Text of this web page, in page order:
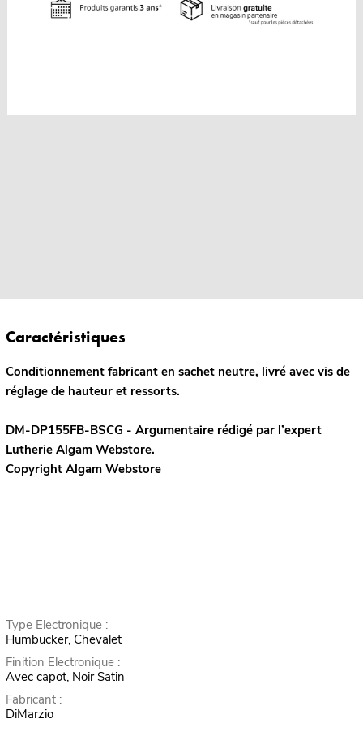
Caractéristiques
Conditionnement fabricant en sachet neutre, livré avec vis de
réglage de hauteur et ressorts.
DM-DP155FB-BSCG - Argumentaire rédigé par l’expert
LutherieAlgam Webstore.
Copyright Algam Webstore
Type Electronique :
Humbucker, Chevalet
Finition Electronique :
Avec capot, Noir Satin
Fabricant :
DiMarzio